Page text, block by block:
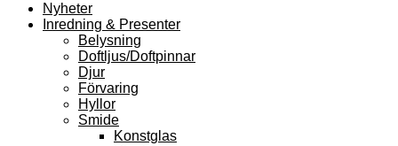
Nyheter
Inredning & Presenter
Belysning
Doftljus/Doftpinnar
Djur
Förvaring
Hyllor
Smide
Konstglas